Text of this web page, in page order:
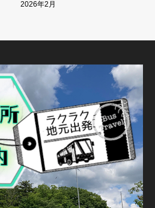
2026年2月